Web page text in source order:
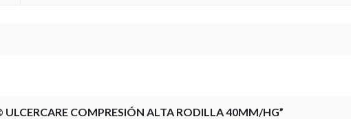
ULCERCARE COMPRESIÓN ALTA RODILLA 40MM/HG”